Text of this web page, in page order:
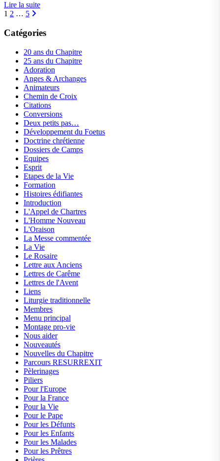
Lire la suite
Navigation
des
articles
1 2 … 5
Catégories
20 ans du Chapitre
25 ans du Chapitre
Adoration
Anges & Archanges
Animateurs
Chemin de Croix
Citations
Conversions
Deux petits pas…
Développement du Foetus
Doctrine chrétienne
Dossiers de Camps
Equipes
Esprit
Etapes de la Vie
Formation
Histoires édifiantes
Introduction
L'Appel de Chartres
L'Homme Nouveau
L'Oraison
La Messe commentée
La Vie
Le Rosaire
Lettre aux Anciens
Lettres de Carême
Lettres de l'Avent
Liens
Liturgie traditionnelle
Membres
Menu principal
Montage pro-vie
Nous aider
Nouveautés
Nouvelles du Chapitre
Parcours RESURREXIT
Pèlerinages
Piliers
Pour l'Europe
Pour la France
Pour la Vie
Pour le Pape
Pour les Défunts
Pour les Enfants
Pour les Malades
Pour les Prêtres